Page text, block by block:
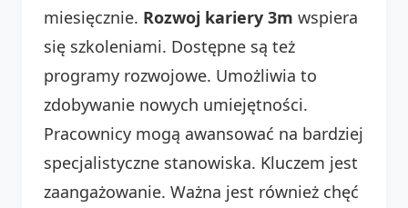
miesięcznie. Rozwoj kariery 3m wspiera
się szkoleniami. Dostępne są też
programy rozwojowe. Umożliwia to
zdobywanie nowych umiejętności.
Pracownicy mogą awansować na bardziej
specjalistyczne stanowiska. Kluczem jest
zaangażowanie. Ważna jest również chęć